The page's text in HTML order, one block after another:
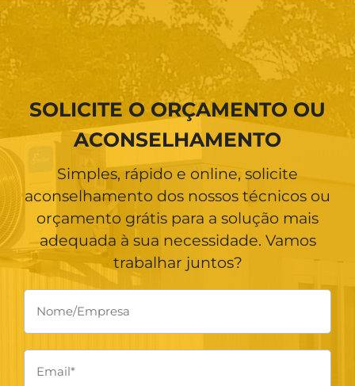
SOLICITE O ORÇAMENTO OU
ACONSELHAMENTO
Simples, rápido e online, solicite
aconselhamento dos nossos técnicos ou
orçamento grátis para a solução mais
adequada à sua necessidade. Vamos
trabalhar juntos?